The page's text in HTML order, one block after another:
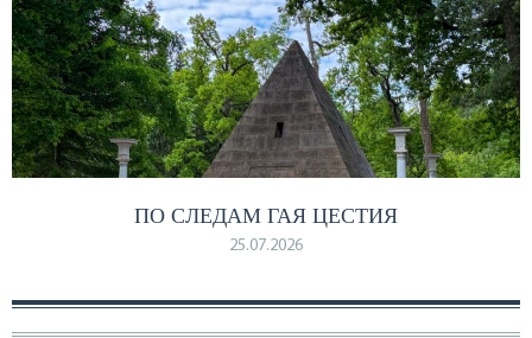
ПО СЛЕДАМ ГАЯ ЦЕСТИЯ
25.07.2026